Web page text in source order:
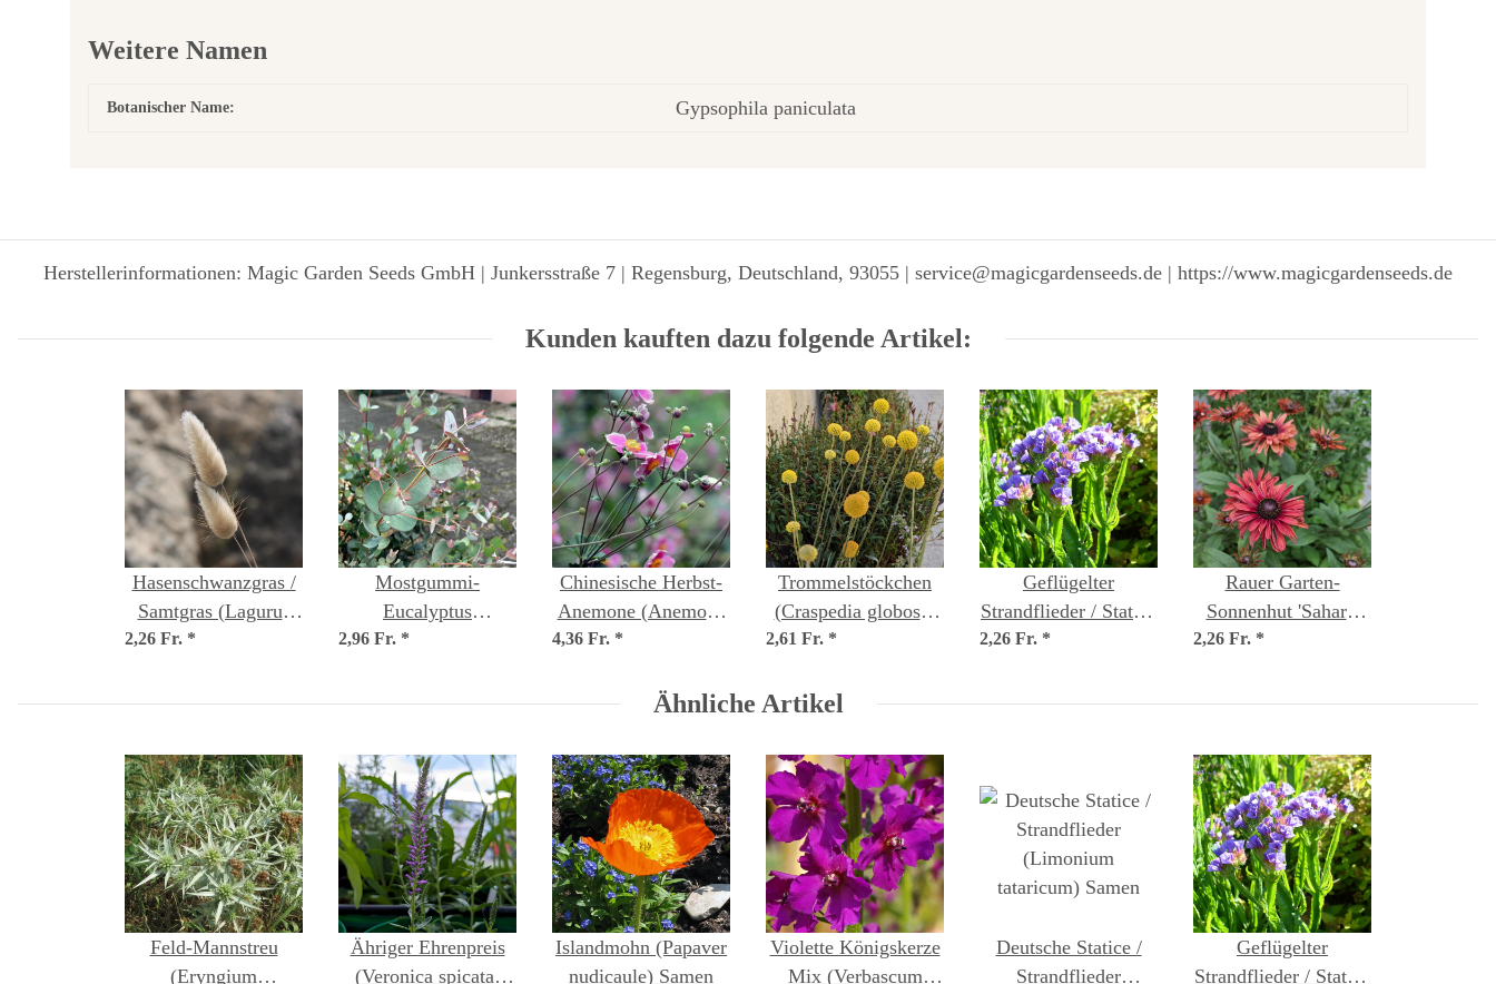
Weitere Namen
Botanischer Name: Gypsophila paniculata
Herstellerinformationen: Magic Garden Seeds GmbH | Junkersstraße 7 | Regensburg, Deutschland, 93055 | service@magicgardenseeds.de | https://www.magicgardenseeds.de
Kunden kauften dazu folgende Artikel:
Hasenschwanzgras /
Samtgras (Lagurus
ovatus) Samen
2,26 Fr. *
Mostgummi-
Eucalyptus
(Eucalyptus gunnii)
2,96 Fr. *
Chinesische Herbst-
Anemone (Anemone
hupehensis var.
4,36 Fr. *
Trommelstöckchen
(Craspedia globosa)
Samen
2,61 Fr. *
Geflügelter
Strandflieder / Statice
'Pastel Mix'
Samen
2,26 Fr. *
Rauer Garten-
Sonnenhut 'Sahara'
(Rudbeckia hirta)
2,26 Fr. *
Ähnliche Artikel
Feld-Mannstreu
(Eryngium
Ähriger Ehrenpreis
(Veronica spicata)
Islandmohn (Papaver
nudicaule) Samen
Violette Königskerze
Mix (Verbascum
Deutsche Statice /
Strandflieder
Geflügelter
Strandflieder / Statice